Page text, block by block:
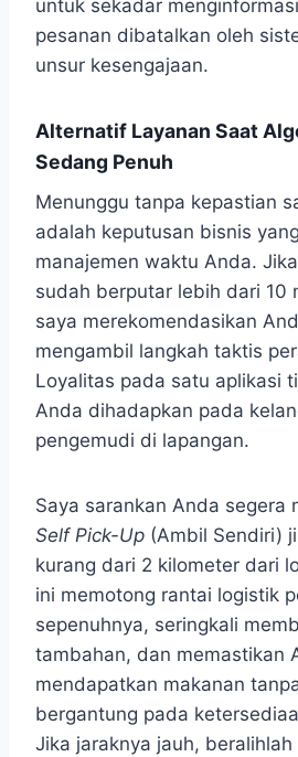
untuk sekadar
pesanan dibatalkan oleh
unsur kesengajaan.
Alternatif Layanan Saat
Sedang Penuh
Menunggu tanpa kepastian
adalah keputusan bisnis
manajemen waktu Anda.
sudah berputar lebih dari 10
saya merekomendasikan
mengambil langkah taktis
Loyalitas pada satu aplikasi
Anda dihadapkan pada
pengemudi di lapangan.
Saya sarankan Anda segera
Self Pick-Up (Ambil Sendiri)
kurang dari 2 kilometer dari
ini memotong rantai logistik
sepenuhnya, seringkali
tambahan, dan memastikan
mendapatkan makanan
bergantung pada
Jika jaraknya jauh, beralihlah